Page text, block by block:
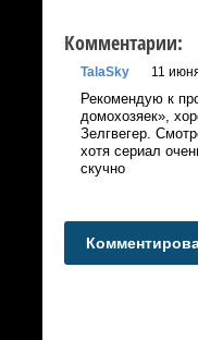
Комментарии:
TalaSky 11
Рекомендую к
домохозяек»,
Зелгвегер.
хотя сериал
скучно